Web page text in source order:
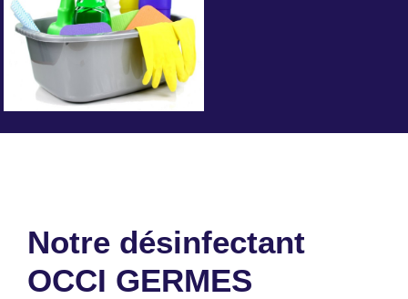
Notre désinfectant
OCCI GERMES